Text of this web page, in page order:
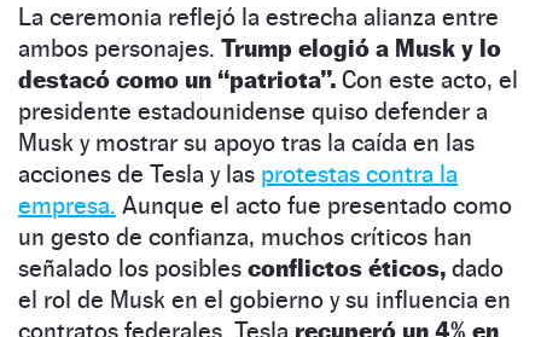
La ceremonia reflejó la estrecha alianza entre
ambos personajes. Trump elogió a Musk y lo
destacó como un “patriota”. Con este acto, el
presidente estadounidense quiso defender a
Musk y mostrar su apoyo tras la caída en las
acciones de Tesla y las protestas contra la
empresa. Aunque el acto fue presentado como
un gesto de confianza, muchos críticos han
señalado los posibles conflictos éticos, dado
el rol de Musk en el gobierno y su influencia en
contratos federales. Tesla recuperó un 4% en